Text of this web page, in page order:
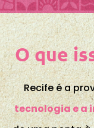
O que
Recife é a
tecnologia e a